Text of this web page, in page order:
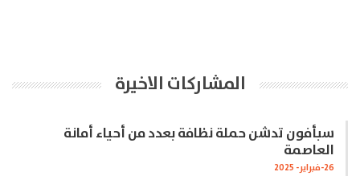
المشاركات الاخيرة
سبأفون تدشن حملة نظافة بعدد من أحياء أمانة
العاصمة
26-فبراير- 2025